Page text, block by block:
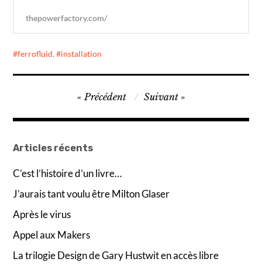
thepowerfactory.com/
ferrofluid, installation
Navigation
de
Précédent Suivant
Articles récents
C’est l’histoire d’un livre…
J’aurais tant voulu être Milton Glaser
Après le virus
Appel aux Makers
La trilogie Design de Gary Hustwit en accès libre